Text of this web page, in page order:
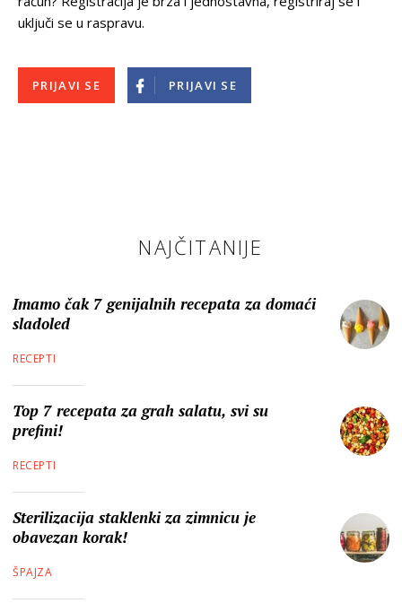
uključi se u raspravu.
PRIJAVI SE PRIJAVI SE
NAJČITANIJE
Imamo čak 7 genijalnih recepata za domaći
sladoled
RECEPTI
Top 7 recepata za grah salatu, svi su
prefini!
RECEPTI
Sterilizacija staklenki za zimnicu je
obavezan korak!
ŠPAJZA